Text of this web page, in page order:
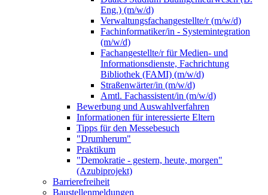
Eng.) (m/w/d)
Verwaltungsfachangestellte/r (m/w/d)
Fachinformatiker/in - Systemintegration
(m/w/d)
Fachangestellte/r für Medien- und
Informationsdienste, Fachrichtung
Bibliothek (FAMI) (m/w/d)
Straßenwärter/in (m/w/d)
Amtl. Fachassistent/in (m/w/d)
Bewerbung und Auswahlverfahren
Informationen für interessierte Eltern
Tipps für den Messebesuch
"Drumherum"
Praktikum
"Demokratie - gestern, heute, morgen"
(Azubiprojekt)
Barrierefreiheit
Baustellenmeldungen